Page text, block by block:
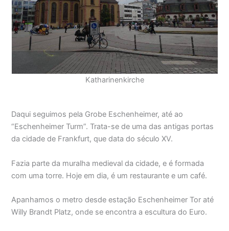
Katharinenkirche
Daqui seguimos pela Grobe Eschenheimer, até ao
“Eschenheimer Turm”. Trata-se de uma das antigas portas
da cidade de Frankfurt, que data do século XV.
Fazia parte da muralha medieval da cidade, e é formada
com uma torre. Hoje em dia, é um restaurante e um café.
Apanhamos o metro desde estação Eschenheimer Tor até
Willy Brandt Platz, onde se encontra a escultura do Euro.